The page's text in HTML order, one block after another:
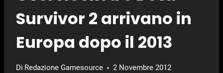
Survivor 2 arrivano in
Europa dopo il 2013
Di Redazione Gamesource 2 Novembre 2012